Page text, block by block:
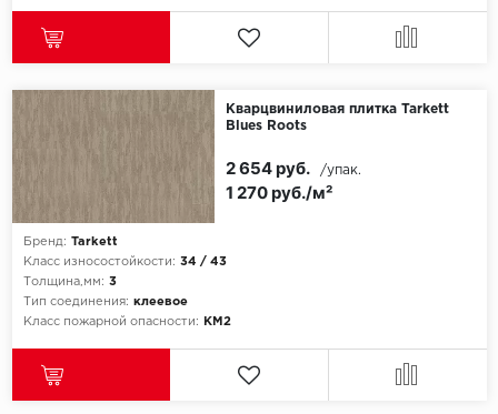
Кварцвиниловая плитка Tarkett
Blues Roots
Бренд: Tarkett
Класс износостойкости: 34 / 43
Толщина,мм: 3
Тип соединения: клеевое
Класс пожарной опасности:
КМ2
1 270 руб./м²
2 654 руб. /упак.